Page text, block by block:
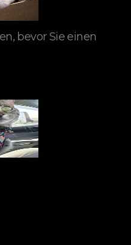
bevor Sie einen